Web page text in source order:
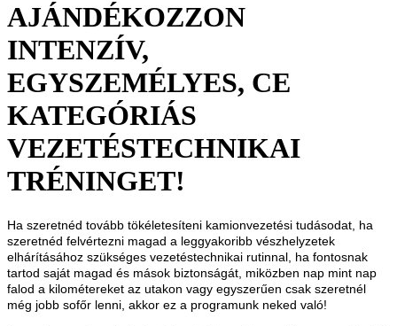
AJÁNDÉKOZZON
INTENZÍV,
EGYSZEMÉLYES, CE
KATEGÓRIÁS
VEZETÉSTECHNIKAI
TRÉNINGET!
Ha szeretnéd tovább tökéletesíteni kamionvezetési tudásodat, ha
szeretnéd felvértezni magad a leggyakoribb vészhelyzetek
elhárításához szükséges vezetéstechnikai rutinnal, ha fontosnak
tartod saját magad és mások biztonságát, miközben nap mint nap
falod a kilométereket az utakon vagy egyszerűen csak szeretnél
még jobb sofőr lenni, akkor ez a programunk neked való!